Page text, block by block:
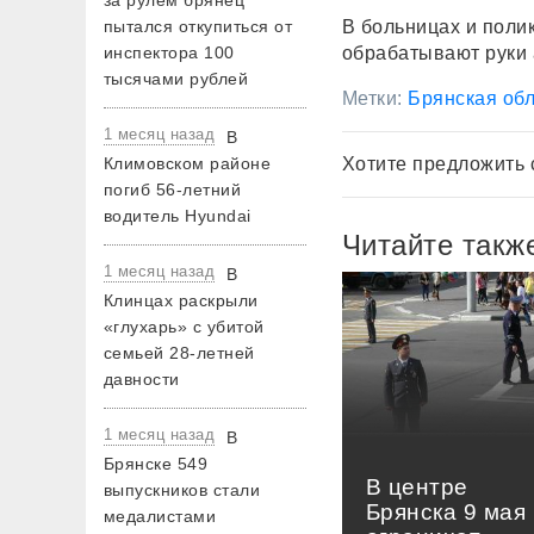
пытался откупиться от
инспектора 100
тысячами рублей
1 месяц назад
В
Климовском районе
погиб 56-летний
водитель Hyundai
1 месяц назад
В
Клинцах раскрыли
«глухарь» с убитой
семьей 28-летней
давности
1 месяц назад
В
Брянске 549
выпускников стали
медалистами
В больницах и
обрабатывают руки
Метки: Брянская
Хотите
Читайте
В центре
Брянска 9 мая